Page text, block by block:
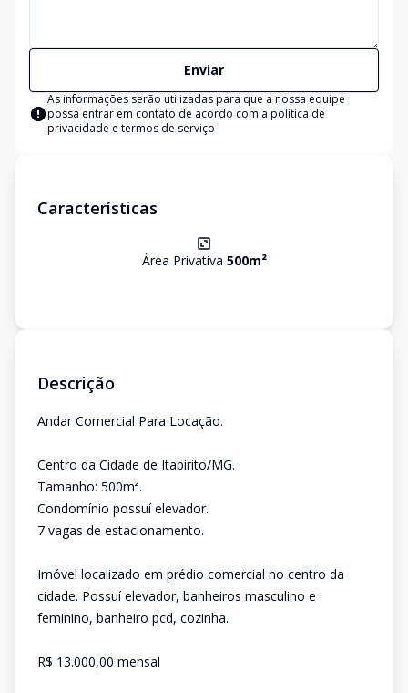
Enviar
As informações serão utilizadas para que a nossa equipe
possa entrar em contato de acordo com a política de
privacidade e termos de serviço
Características
Área Privativa 500m²
Descrição
Andar Comercial Para Locação.
Centro da Cidade de Itabirito/MG.
Tamanho: 500m².
Condomínio possuí elevador.
7 vagas de estacionamento.
Imóvel localizado em prédio comercial no centro da
cidade. Possuí elevador, banheiros masculino e
feminino, banheiro pcd, cozinha.
R$ 13.000,00 mensal